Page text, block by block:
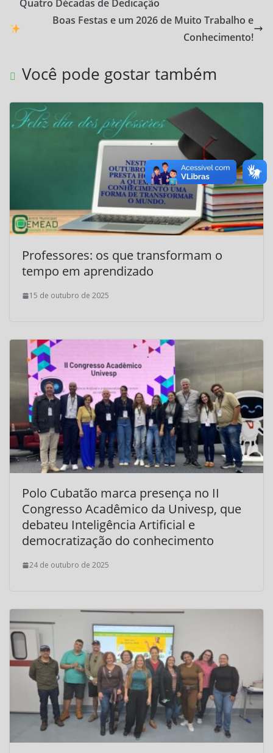
Quatro Décadas de Dedicação
Boas Festas e um 2026 de Muito Trabalho e
Conhecimento!
Você pode gostar também
Professores: os que transformam o
tempo em aprendizado
15 de outubro de 2025
Polo Cubatão marca presença no II
Congresso Acadêmico da Univesp, que
debateu Inteligência Artificial e
democratização do conhecimento
24 de outubro de 2025